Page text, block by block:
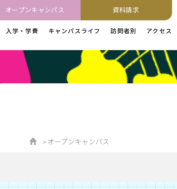
オープンキャンパス 資料請求
入学・学費 キャンパスライフ 訪問者別 アクセス
オープンキャンパス